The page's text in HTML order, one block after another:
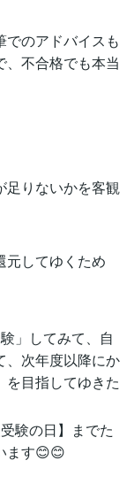
でのアドバイスも
、不合格でも本当
足りないかを客観
元してゆくため
」してみて、自
、次年度以降にか
目指してゆきた
験の日】までた
ます😊😊